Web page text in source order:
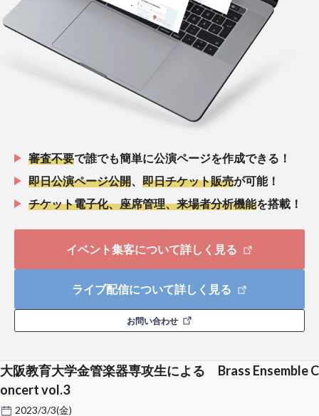
審査不要で誰でも簡単に公演ページを作成できる！
即日公演ページ公開
即日チケット販売が可能！
チケット電子化、座席管理、来場者分析機能を搭載！
イベント集客について詳しく見る
ライブ配信について詳しく見る
お問い合わせ
大阪教育大学金管楽器専攻生による Brass Ensemble C
oncert vol.3
2023/3/3(金)